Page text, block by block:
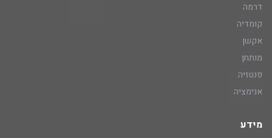
דרמה
קומדיה
אקשן
מותחן
פנטזיה
אנימציה
מידע